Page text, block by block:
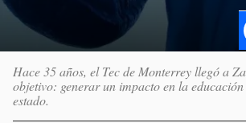
Hace 35 años, el Tec de Monterrey llegó a
objetivo: generar un impacto en la
estado.